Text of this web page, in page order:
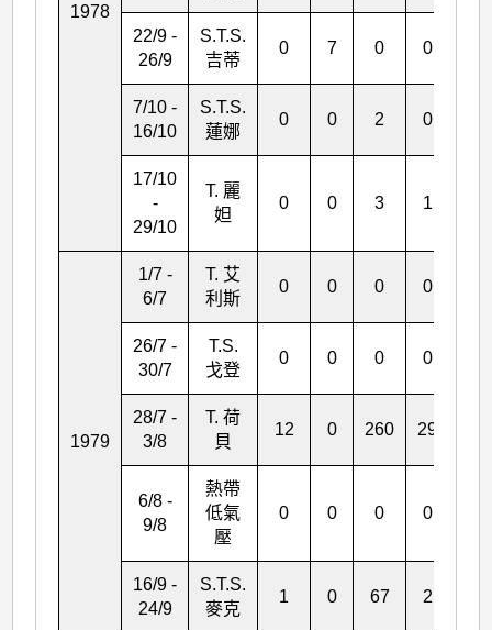
1978
22/9 -
26/9
S.T.S.
吉蒂
0 7 0 0
7/10 -
16/10
S.T.S.
蓮娜
0 0 2 0
17/10
-
29/10
T. 麗
妲
0 0 3 1
1979
1/7 -
6/7
T. 艾
利斯
0 0 0 0
26/7 -
30/7
T.S.
戈登
0 0 0 0
28/7 -
3/8
T. 荷
貝
12 0 260 29
6/8 -
9/8
熱帶
低氣
壓
0 0 0 0
16/9 -
24/9
S.T.S.
麥克
1 0 67 2